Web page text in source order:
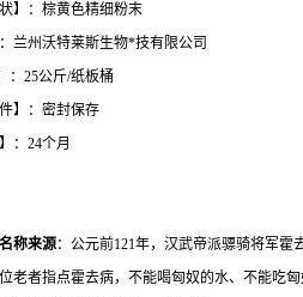
状】：棕黄色精细粉末
：兰州沃特莱斯生物*技有限公司
：25公斤/纸板桶
件】：密封保存
：24个月
称来源：公元前121年，汉武帝派骠骑将军
老者指点霍去病，不能喝匈奴的水、不能吃